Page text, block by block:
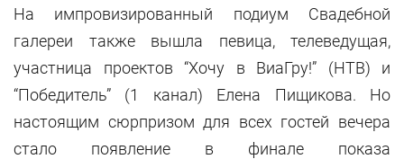
На импровизированный подиум Свадебной
галереи также вышла певица, телеведущая,
участница проектов “Хочу в ВиаГру!” (НТВ) и
“Победитель” (1 канал) Елена Пищикова. Но
настоящим сюрпризом для всех гостей вечера
стало появление в финале показа